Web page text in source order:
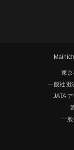
東
一般社団
JATA
一